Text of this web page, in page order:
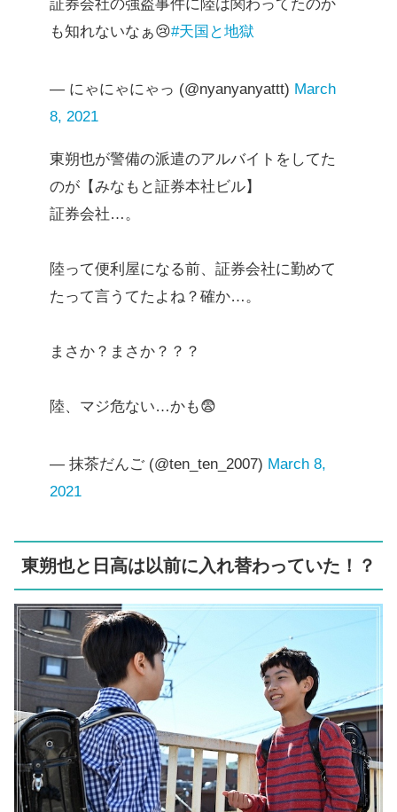
証券会社の強盗事件に陸は関わってたのか
も知れないなぁ😢#天国と地獄
— にゃにゃにゃっ (@nyanyanyattt) March
8, 2021
東朔也が警備の派遣のアルバイトをしてた
のが【みなもと証券本社ビル】
証券会社…。
陸って便利屋になる前、証券会社に勤めて
たって言うてたよね？確か…。
まさか？まさか？？？
陸、マジ危ない…かも😨
— 抹茶だんご (@ten_ten_2007) March 8,
2021
東朔也と日高は以前に入れ替わっていた！？